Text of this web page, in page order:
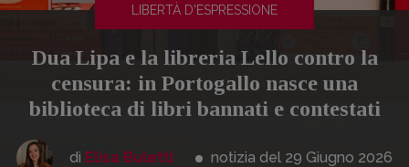
LIBERTÀ D'ESPRESSIONE
Dua Lipa e la libreria Lello contro la
censura: in Portogallo nasce una
biblioteca di libri bannati e contestati
di Elisa Buletti notizia del 29 Giugno 2026